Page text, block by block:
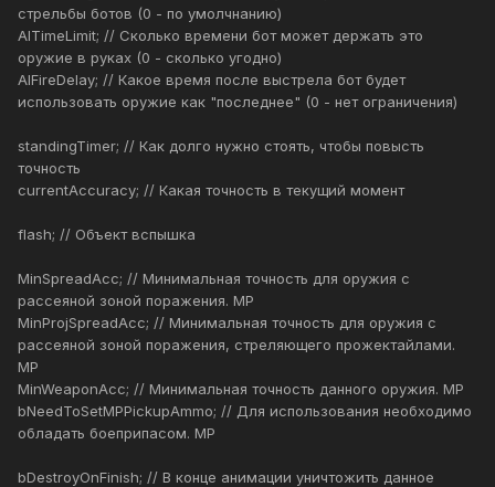
стрельбы ботов (0 - по умолчнанию)
AITimeLimit; // Сколько времени бот может держать это
оружие в руках (0 - сколько угодно)
AIFireDelay; // Какое время после выстрела бот будет
использовать оружие как "последнее" (0 - нет ограничения)
standingTimer; // Как долго нужно стоять, чтобы повысть
точность
currentAccuracy; // Какая точность в текущий момент
flash; // Объект вспышка
MinSpreadAcc; // Минимальная точность для оружия с
рассеяной зоной поражения. MP
MinProjSpreadAcc; // Минимальная точность для оружия с
рассеяной зоной поражения, стреляющего прожектайлами.
MP
MinWeaponAcc; // Минимальная точность данного оружия. MP
bNeedToSetMPPickupAmmo; // Для использования необходимо
обладать боеприпасом. MP
bDestroyOnFinish; // В конце анимации уничтожить данное